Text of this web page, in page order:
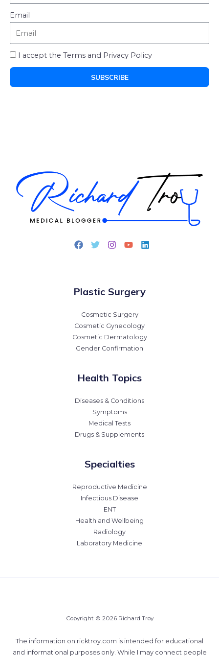
Email
I accept the Terms and Privacy Policy
SUBSCRIBE
Plastic Surgery
Cosmetic Surgery
Cosmetic Gynecology
Cosmetic Dermatology
Gender Confirmation
Health Topics
Diseases & Conditions
Symptoms
Medical Tests
Drugs & Supplements
Specialties
Reproductive Medicine
Infectious Disease
ENT
Health and Wellbeing
Radiology
Laboratory Medicine
Copyright © 2026 Richard Troy
The information on ricktroy.com is intended for educational
and informational purposes only. While I may connect people